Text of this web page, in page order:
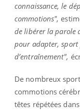
connaissance, le
commotions",
de libérer la parole
pour adapter, sport
d’entraînement",
De nombreux
commotions
têtes répétées